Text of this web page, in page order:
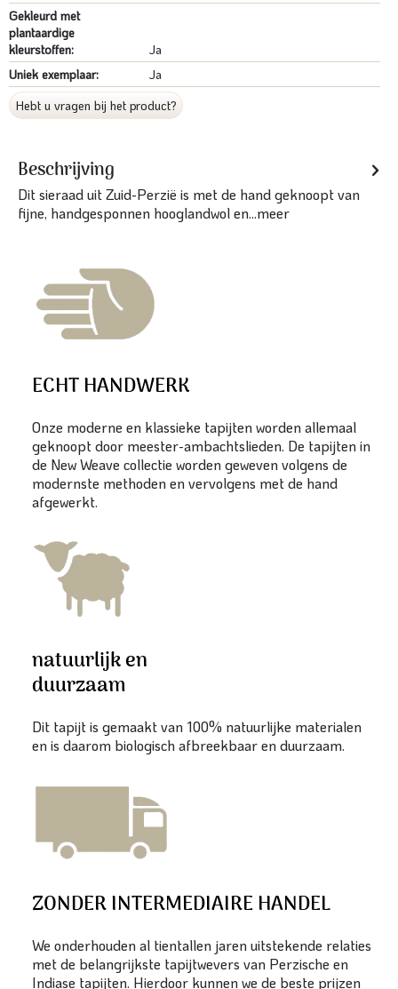
Gekleurd met
plantaardige
kleurstoffen:
Ja
Uniek exemplaar:
Ja
Hebt u vragen bij het product?
Beschrijving
Dit sieraad uit Zuid-Perzië is met de hand geknoopt van
fijne, handgesponnen hooglandwol en...meer
ECHT HANDWERK
Onze moderne en klassieke tapijten worden allemaal
geknoopt door meester-ambachtslieden. De tapijten in
de New Weave collectie worden geweven volgens de
modernste methoden en vervolgens met de hand
afgewerkt.
natuurlijk en
duurzaam
Dit tapijt is gemaakt van 100% natuurlijke materialen
en is daarom biologisch afbreekbaar en duurzaam.
ZONDER INTERMEDIAIRE HANDEL
We onderhouden al tientallen jaren uitstekende relaties
met de belangrijkste tapijtwevers van Perzische en
Indiase tapijten. Hierdoor kunnen we de beste prijzen